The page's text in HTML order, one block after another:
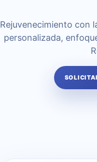
Rejuvenecimiento con
personalizada,